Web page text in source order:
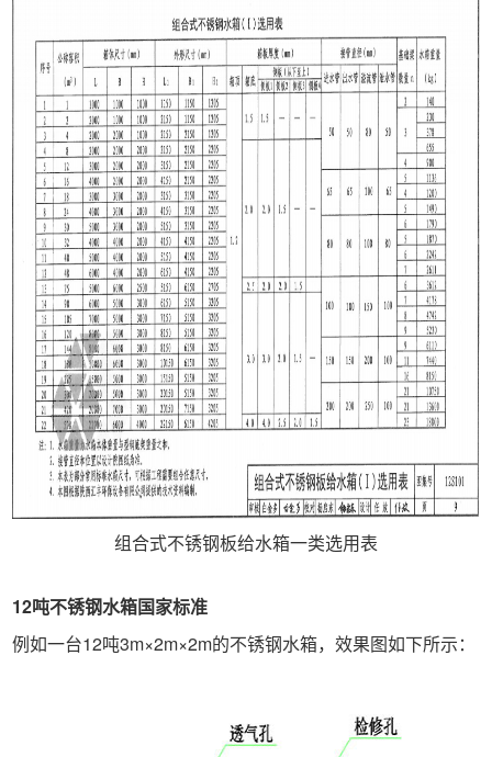
组合式不锈钢板给水箱一类选用表
12吨不锈钢水箱国家标准
例如一台12吨3m×2m×2m的不锈钢水箱，效果图如下所示：